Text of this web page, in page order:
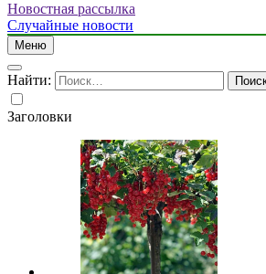
Новостная рассылка
Случайные новости
Меню
Найти:
Заголовки